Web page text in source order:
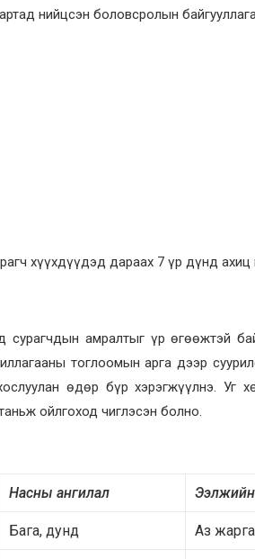
нийцсэн боловсролын
хүүхдүүдэд дараах 7 үр дүнд ахиц
амралтыг үр өгөөжтэй
тоглоомын арга дээр
өдөр бүр хэрэгжүүлнэ. Уг
ойлгоход чиглэсэн болно.
Насны ангилал
Бага, дунд Аз